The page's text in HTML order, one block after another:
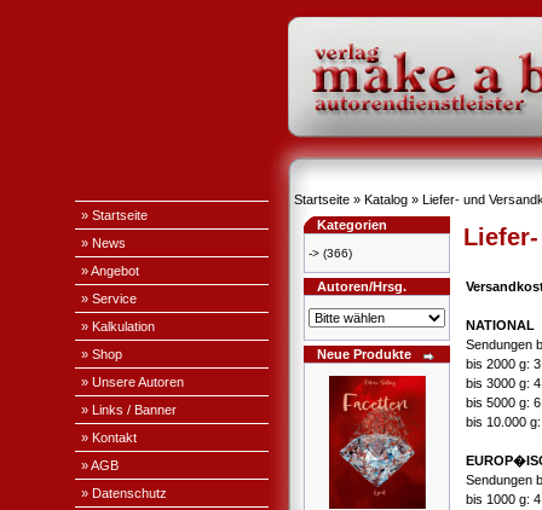
» Startseite
» News
» Angebot
» Service
» Kalkulation
» Shop
» Unsere Autoren
» Links / Banner
» Kontakt
» AGB
» Datenschutz
Startseite » Katalog » Liefer- und
Kategorien
-> (366)
Autoren/Hrsg.
Neue Produkte
NATIONAL
Sendungen
bis 2000 g:
bis 3000 g:
bis 5000 g:
bis 10.000
Sendungen
bis 1000 g: